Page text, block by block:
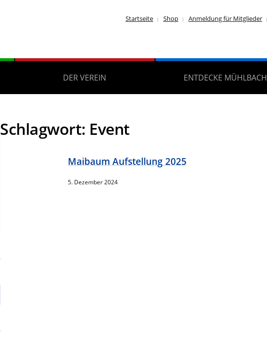
Startseite Shop Anmeldung für Mitglieder
DER VEREIN ENTDECKE MÜHLBACH
Schlagwort: Event
Maibaum Aufstellung 2025
5. Dezember 2024